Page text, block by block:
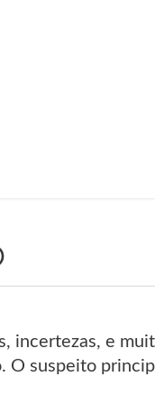
incertezas, e
suspeito